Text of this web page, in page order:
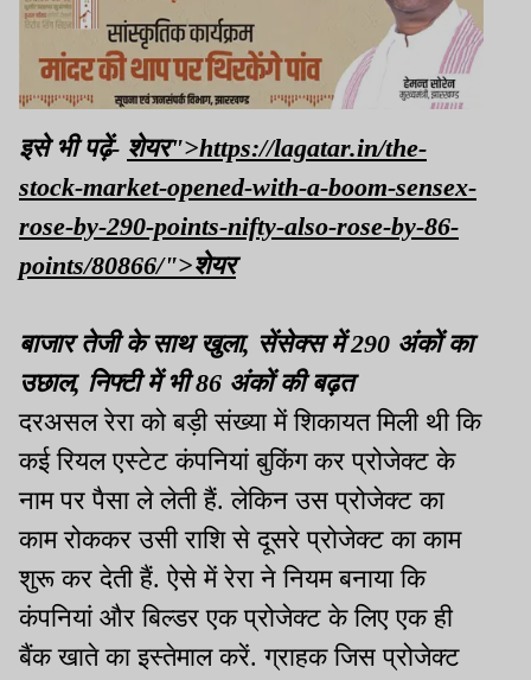
इसे भी पढ़ें- शेयर">https://lagatar.in/the-
stock-market-opened-with-a-boom-sensex-
rose-by-290-points-nifty-also-rose-by-86-
points/80866/">शेयर
बाजार तेजी के साथ खुला, सेंसेक्स में 290 अंकों का
उछाल, निफ्टी में भी 86 अंकों की बढ़त
दरअसल रेरा को बड़ी संख्या में शिकायत मिली थी कि
कई रियल एस्टेट कंपनियां बुकिंग कर प्रोजेक्ट के
नाम पर पैसा ले लेती हैं. लेकिन उस प्रोजेक्ट का
काम रोककर उसी राशि से दूसरे प्रोजेक्ट का काम
शुरू कर देती हैं. ऐसे में रेरा ने नियम बनाया कि
कंपनियां और बिल्डर एक प्रोजेक्ट के लिए एक ही
बैंक खाते का इस्तेमाल करें. ग्राहक जिस प्रोजेक्ट